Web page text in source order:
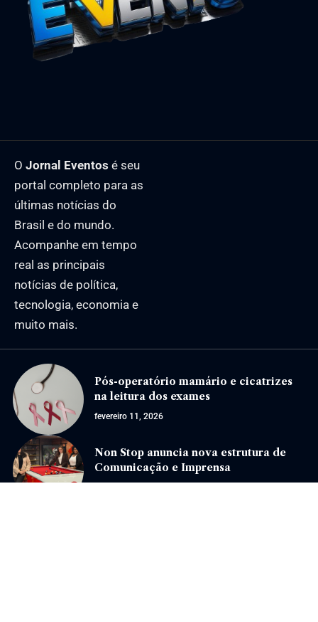
O Jornal Eventos é seu
portal completo para as
últimas notícias do
Brasil e do mundo.
Acompanhe em tempo
real as principais
notícias de política,
tecnologia, economia e
muito mais.
Pós-operatório mamário e cicatrizes
na leitura dos exames
fevereiro 11, 2026
Non Stop anuncia nova estrutura de
Comunicação e Imprensa